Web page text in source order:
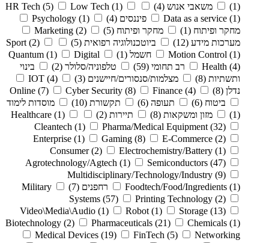
(1)
משאבי אנוש (4)
HR Tech (5) Low Tech (1)
Data as a service (1) פיננסים (4)
Psychology (1)
מחקר ופיתוח (1) מחקר ופיתוח (5)
Marketing (2)
מערכות מידע (12) ביוטכנולוגיה רפואית (5)
Sport (2)
Motion Control (1) חשמל (1)
Quantum (1)
Digital
Health (4) רב תחומי (59) טלפוניה/סלולר (2)
בינוי
ותשתיות (8) מצלמות/סנסורים/חיישנים (3)
IOT (4)
נדלן (8)
Online (7) Cyber Security (8) Finance (4)
ביטוח (6) תעופה (6) תקשורת (10)
מוסדות לימוד
(1)
מזון ומשקאות (8) תיירות (2)
Healthcare (1)
Cleantech (1) Pharma/Medical Equipment (32)
Enterprise (1) Gaming (8) E-Commerce (2)
Consumer (2) Electrochemistry/Battery (1)
Agrotechnology/Agtech (1) Semiconductors (47)
Multidisciplinary/Technology/Industry (9)
Foodtech/Food/Ingredients (1) רחפנים (7)
Military
Systems (57) Printing Technology (2)
Video\Media\Audio (1) Robot (1) Storage (13)
Biotechnology (2) Pharmaceuticals (21) Chemicals (1)
Medical Devices (19) FinTech (5)
Networking